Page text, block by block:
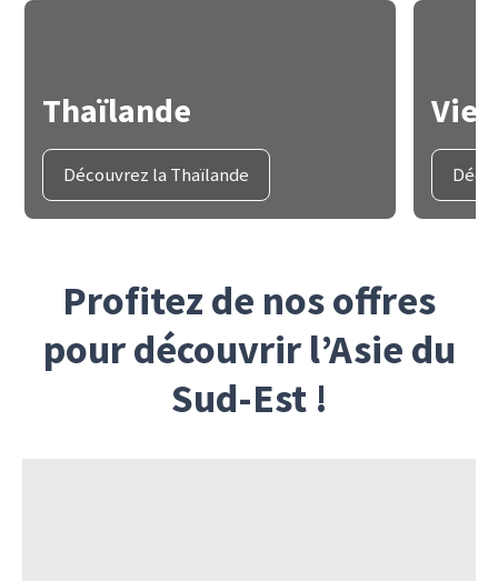
Thaïlande
Découvrez la Thaïlande
Profitez de nos offres
pour découvrir l’Asie du
Sud-Est !